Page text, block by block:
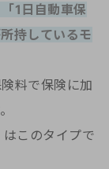
1日自動車保
持しているモ
料で保険に加
このタイプで